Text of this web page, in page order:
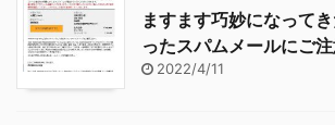
ますます巧妙になって
ったスパムメールにご注
2022/4/11